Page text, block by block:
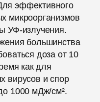
эффективного
микроорганизмов
УФ-излучения.
большинства
доза от 10
как для
вирусов и спор
1000 мДж/см².